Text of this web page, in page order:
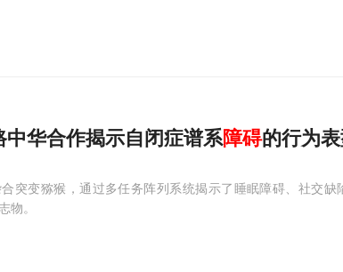
华合作揭示自闭症谱系障碍的行为
突变猕猴，通过多任务阵列系统揭示了睡眠障碍、社交缺
物。